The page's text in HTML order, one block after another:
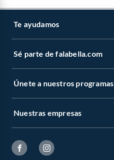
Te ayudamos
Sé parte de falabella.com
Únete a nuestros programas
Nuestras empresas